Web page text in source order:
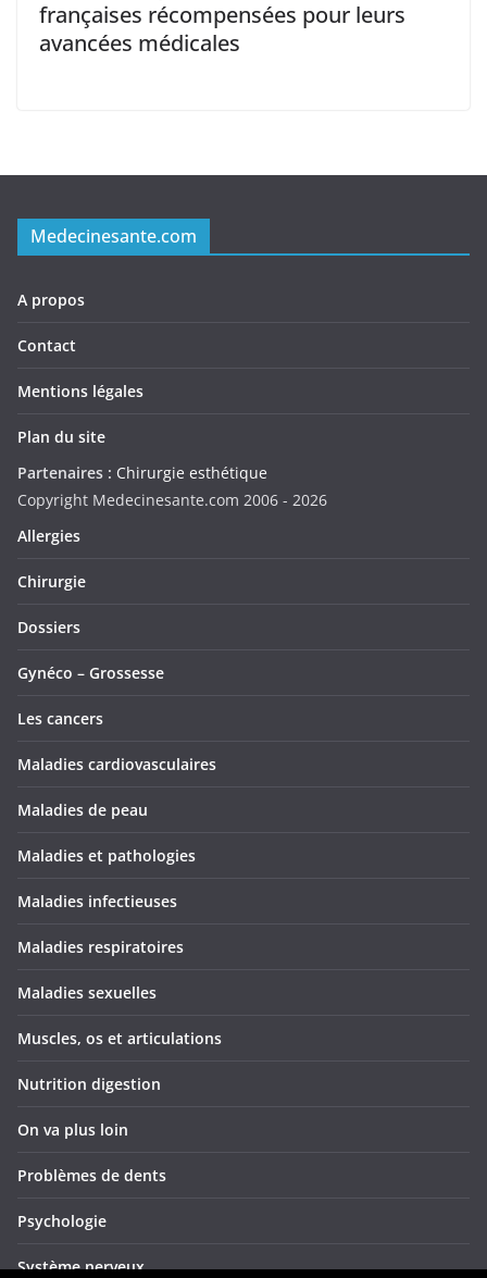
françaises récompensées pour leurs
avancées médicales
Medecinesante.com
A propos
Contact
Mentions légales
Plan du site
Partenaires : Chirurgie esthétique
Copyright Medecinesante.com 2006 - 2026
Allergies
Chirurgie
Dossiers
Gynéco – Grossesse
Les cancers
Maladies cardiovasculaires
Maladies de peau
Maladies et pathologies
Maladies infectieuses
Maladies respiratoires
Maladies sexuelles
Muscles, os et articulations
Nutrition digestion
On va plus loin
Problèmes de dents
Psychologie
Système nerveux